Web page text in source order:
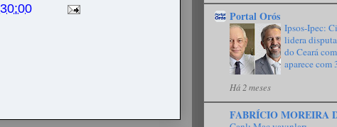
Portal Orós
Ipsos-Ipec:
lidera
do Ceará
aparece com
Há 2 meses
FABRÍCIO MOREIRA